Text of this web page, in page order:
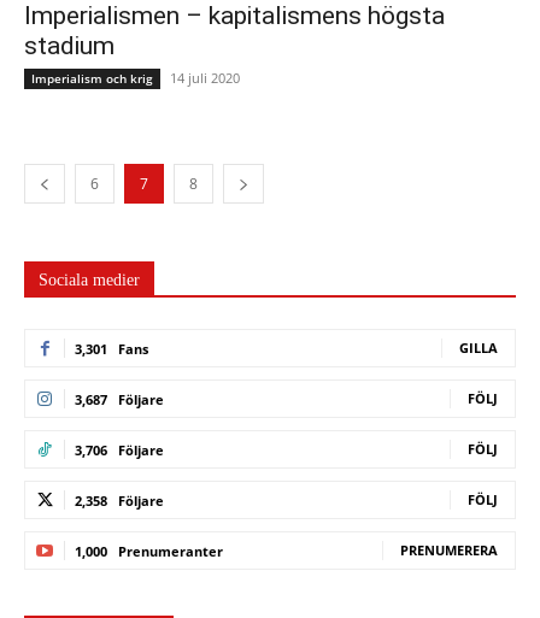
Imperialismen – kapitalismens högsta
stadium
Imperialism och krig 14 juli 2020
6 7 8
Sociala medier
3,301 Fans GILLA
3,687 Följare FÖLJ
3,706 Följare FÖLJ
2,358 Följare FÖLJ
1,000 Prenumeranter PRENUMERERA